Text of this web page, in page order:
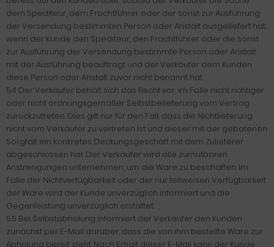
dem Spediteur, dem Frachtführer oder der sonst zur Ausführung
der Versendung bestimmten Person oder Anstalt ausgeliefert hat,
wenn der Kunde den Spediteur, den Frachtführer oder die sonst
zur Ausführung der Versendung bestimmte Person oder Anstalt
mit der Ausführung beauftragt und der Verkäufer dem Kunden
diese Person oder Anstalt zuvor nicht benannt hat.
5.4 Der Verkäufer behält sich das Recht vor, im Falle nicht richtiger
oder nicht ordnungsgemäßer Selbstbelieferung vom Vertrag
zurückzutreten. Dies gilt nur für den Fall, dass die Nichtlieferung
nicht vom Verkäufer zu vertreten ist und dieser mit der gebotenen
Sorgfalt ein konkretes Deckungsgeschäft mit dem Zulieferer
abgeschlossen hat. Der Verkäufer wird alle zumutbaren
Anstrengungen unternehmen, um die Ware zu beschaffen. Im
Falle der Nichtverfügbarkeit oder der nur teilweisen Verfügbarkeit
der Ware wird der Kunde unverzüglich informiert und die
Gegenleistung unverzüglich erstattet.
5.5 Bei Selbstabholung informiert der Verkäufer den Kunden
zunächst per E-Mail darüber, dass die von ihm bestellte Ware zur
Abholung bereit steht. Nach Erhalt dieser E-Mail kann der Kunde